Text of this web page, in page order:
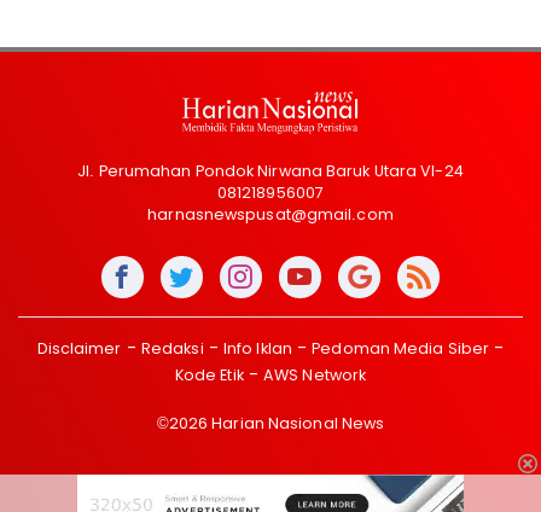
Jl. Perumahan Pondok Nirwana Baruk Utara VI-24
081218956007
harnasnewspusat@gmail.com
Disclaimer Redaksi Info Iklan
Pedoman Media Siber
Kode Etik
AWS Network
©2026 Harian Nasional News